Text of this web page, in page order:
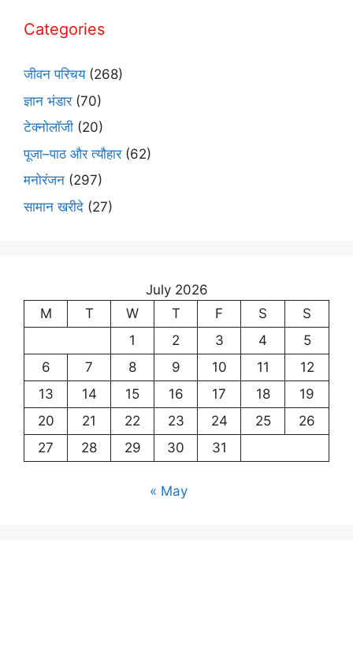
Categories
जीवन परिचय(268)
ज्ञान भंडार(70)
टेक्नोलॉजी (20)
पूजा–पाठ और त्यौहार(62)
मनोरंजन (297)
सामान खरीदे (27)
July 2026
M
T W T F S
S
1
2 3 4
5
6
7 8 9 10 11
12
13
14 15 16 17 18
19
20
21 22 23 24 25
26
27
28 29 30 31
« May